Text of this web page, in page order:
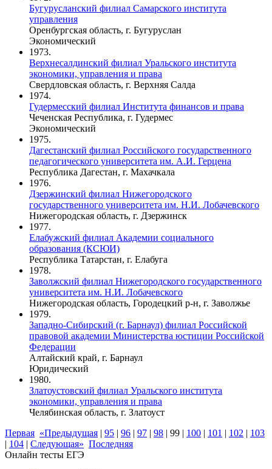
Бугурусланский филиал Самарского института
управления
Оренбургская область, г. Бугуруслан
Экономический
1973.
Верхнесалдинский филиал Уральского института
экономики, управления и права
Свердловская область, г. Верхняя Салда
1974.
Гудермесский филиал Института финансов и права
Чеченская Республика, г. Гудермес
Экономический
1975.
Дагестанский филиал Российского государственного
педагогического университета им. А.И. Герцена
Республика Дагестан, г. Махачкала
1976.
Дзержинский филиал Нижегородского
государственного университета им. Н.И. Лобачевского
Нижегородская область, г. Дзержинск
1977.
Елабужский филиал Академии социального
образования (КСЮИ)
Республика Татарстан, г. Елабуга
1978.
Заволжский филиал Нижегородского государственного
университета им. Н.И. Лобачевского
Нижегородская область, Городецкий р-н, г. Заволжье
1979.
Западно-Сибирский (г. Барнаул) филиал Российской
правовой академии Министерства юстиции Российской
Федерации
Алтайский край, г. Барнаул
Юридический
1980.
Златоустовский филиал Уральского института
экономики, управления и права
Челябинская область, г. Златоуст
Первая «Предыдущая | 95 | 96 | 97 | 98 | 99 | 100 | 101 | 102 | 103
| 104 | Следующая» Последняя
Онлайн тесты ЕГЭ